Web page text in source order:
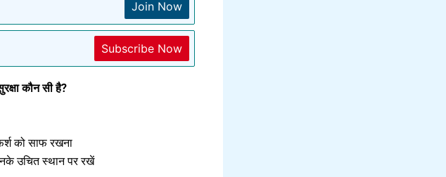
Join Now
Subscribe Now
कौन सी है?
को साफ रखना
उचित स्थान पर रखें